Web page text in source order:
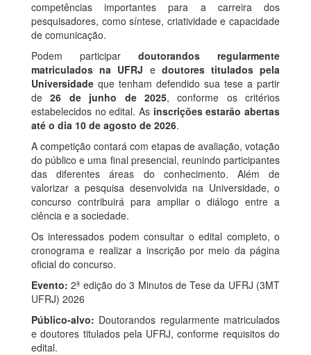
competências importantes para a carreira dos
pesquisadores, como síntese, criatividade e capacidade
de comunicação.
Podem participar doutorandos regularmente
matriculados na UFRJ e doutores titulados pela
Universidade que tenham defendido sua tese a partir
de26 de junho de 2025, conforme os critérios
estabelecidos no edital. As inscrições estarão abertas
até o dia 10 de agosto de 2026.
A competição contará com etapas de avaliação, votação
do público e uma final presencial, reunindo participantes
das diferentes áreas do conhecimento. Além de
valorizar a pesquisa desenvolvida na Universidade, o
concurso contribuirá para ampliar o diálogo entre a
ciência e a sociedade.
Os interessados podem consultar o edital completo, o
cronograma e realizar a inscrição por meio da página
oficial do concurso.
Evento: 2ª edição do 3 Minutos de Tese da UFRJ (3MT
UFRJ) 2026
Público-alvo: Doutorandos regularmente matriculados
e doutores titulados pela UFRJ, conforme requisitos do
edital.